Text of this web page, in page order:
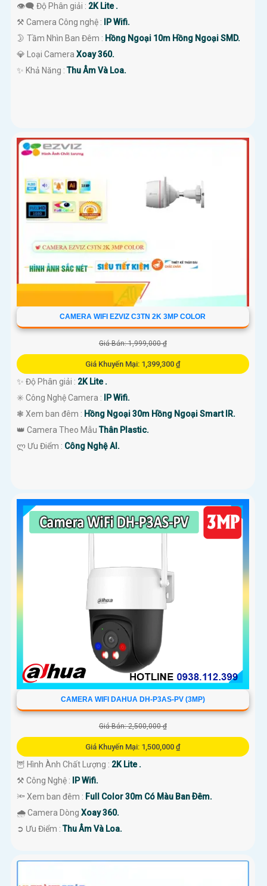
👁️‍🗨 Độ Phân giải : 2K Lite .
⚒ Camera Công nghệ :
IP Wifi.
🌛 Tầm Nhìn Ban Đêm : Hồng Ngoại 10m Hồng Ngoại SMD.
💎 Loại Camera Xoay 360.
️✨ Khả Năng :Thu Âm Và Loa.
CAMERA WIFI EZVIZ C3TN 2K 3MP COLOR
Giá Bán: 1,999,000 ₫
Giá Khuyến Mại: 1,399,300 ₫
✨ Độ Phân giải : 2K Lite .
✳️ Công Nghệ Camera :
IP Wifi.
❃ Xem ban đêm : Hồng Ngoại 30m Hồng Ngoại Smart IR.
👑 Camera Theo MẫuThân Plastic.
️ლ Ưu Điểm : Công Nghệ AI.
CAMERA WIFI DAHUA DH-P3AS-PV (3MP)
Giá Bán: 2,500,000 ₫
Giá Khuyến Mại: 1,500,000 ₫
🦉 Hình Ành Chất Lượng : 2K Lite .
⚒ Công Nghệ : IP Wifi.
🔦 Xem ban đêm : Full Color 30m Có Màu Ban Ðêm.
🌧️ Camera Dòng Xoay 360.
️➲ Ưu Điểm :Thu Âm Và Loa.